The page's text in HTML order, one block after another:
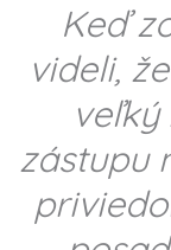
Keď
videli,
zástupu